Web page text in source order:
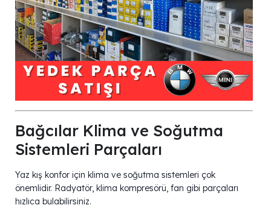
Bağcılar Klima ve Soğutma
Sistemleri Parçaları
Yaz kış konfor için klima ve soğutma sistemleri çok
önemlidir. Radyatör, klima kompresörü, fan gibi parçaları
hızlıca bulabilirsiniz.